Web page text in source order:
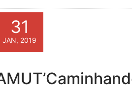
31
JAN, 2019